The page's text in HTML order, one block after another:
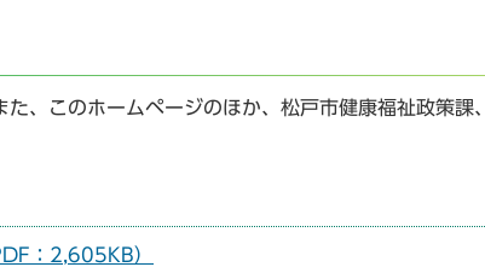
、このホームページのほか、松戸市健康福祉政策課、
：2,605KB）